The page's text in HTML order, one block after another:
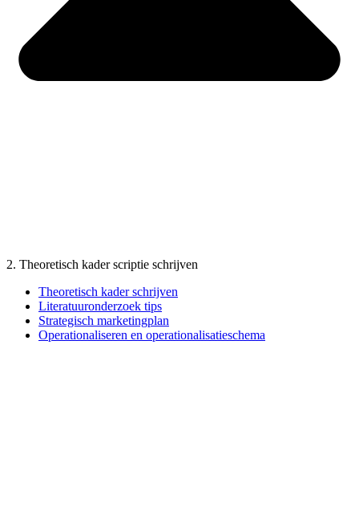
2. Theoretisch kader scriptie schrijven
Theoretisch kader schrijven
Literatuuronderzoek tips
Strategisch marketingplan
Operationaliseren en operationalisatieschema